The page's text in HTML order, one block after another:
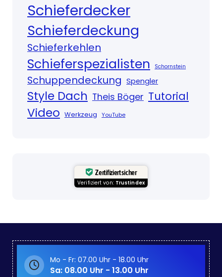
Schieferdecker
Schieferdeckung
Schieferkehlen
Schieferspezialisten Schornstein
Schuppendeckung Spengler
Style Dach Theis Böger Tutorial
Video Werkzeug YouTube
Zertifiziert sicher
Verifiziert von: Trustindex
Mo - Fr: 07.00 Uhr - 18.00 Uhr
Sa: 08.00 Uhr - 13.00 Uhr